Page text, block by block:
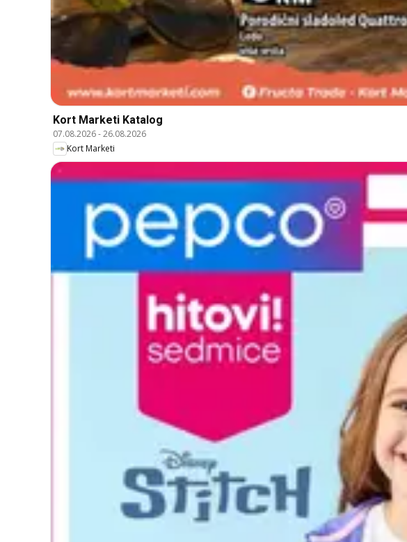
Kort Marketi Katalog
07.08.2026-26.08.2026
Kort Marketi